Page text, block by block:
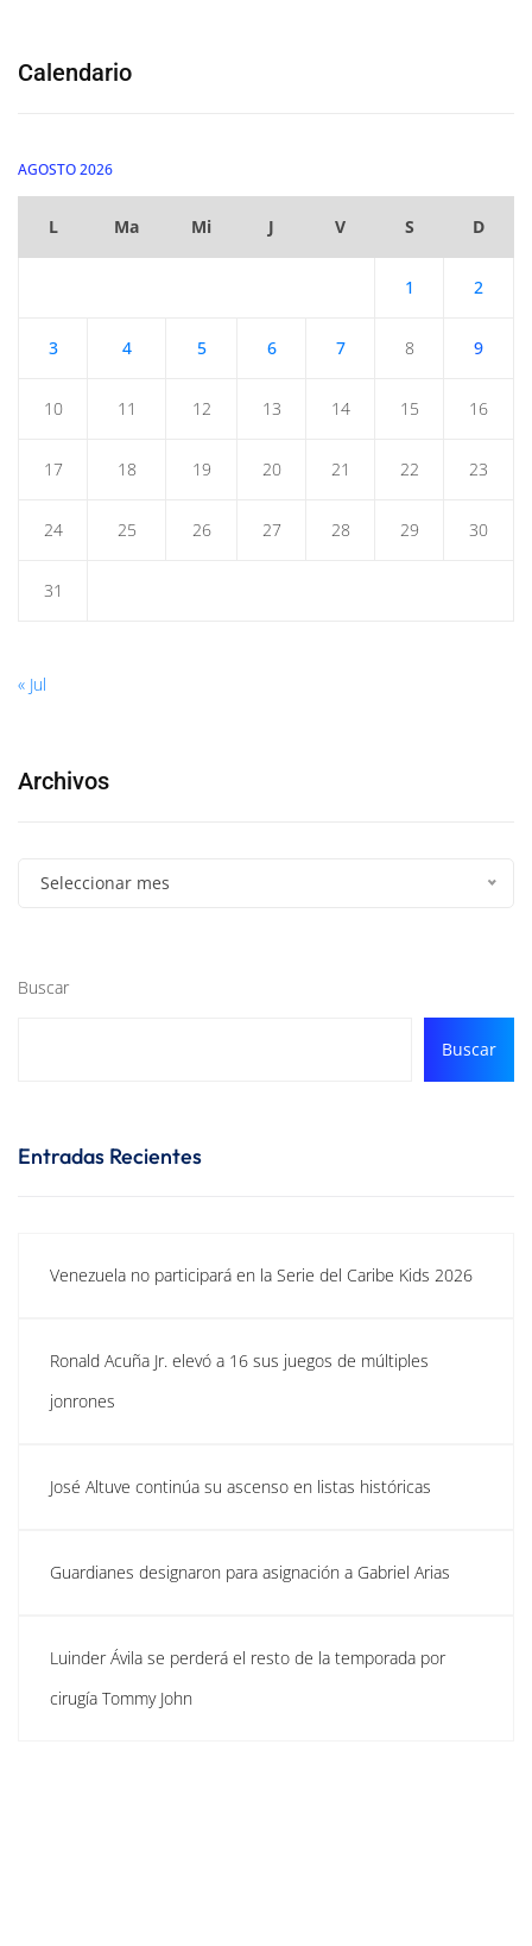
Calendario
AGOSTO 2026
L Ma Mi J V S D
1 2
3 4 5 6 7 8 9
10 11 12 13 14 15 16
17 18 19 20 21 22 23
24 25 26 27 28 29 30
31
« Jul
Archivos
Seleccionar mes
Buscar
Buscar
Entradas Recientes
Venezuela no participará en la Serie del Caribe Kids 2026
Ronald Acuña Jr. elevó a 16 sus juegos de múltiples
jonrones
José Altuve continúa su ascenso en listas históricas
Guardianes designaron para asignación a Gabriel Arias
Luinder Ávila se perderá el resto de la temporada por
cirugía Tommy John